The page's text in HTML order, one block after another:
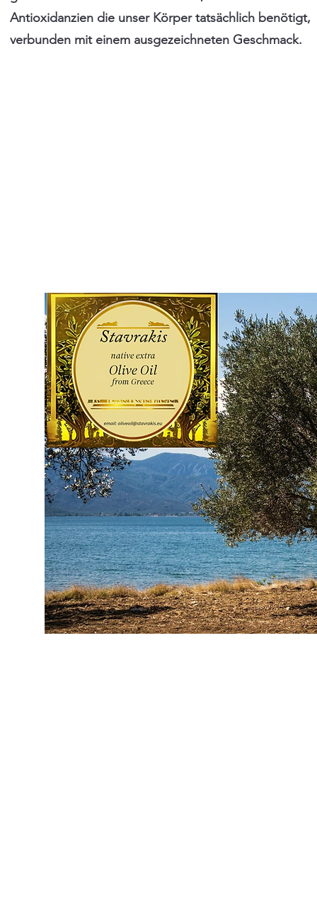
Antioxidanzien die unser Körper tatsächlich benötigt,
verbunden mit einem ausgezeichneten Geschmack.